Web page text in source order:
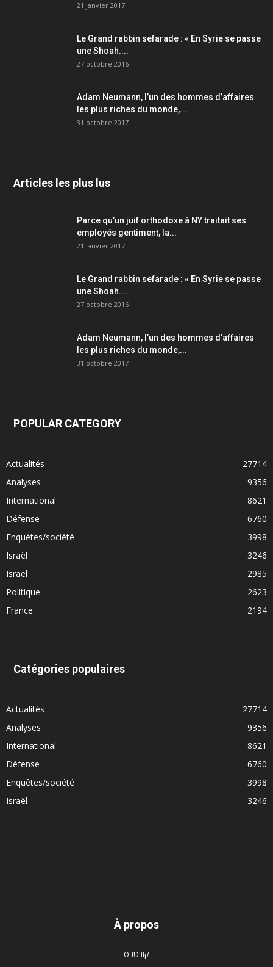
21 janvier 2017
Le Grand rabbin sefarade : « En Syrie se passe
une Shoah....
27 octobre 2016
Adam Neumann, l’un des hommes d’affaires
les plus riches du monde,...
31 octobre 2017
Articles les plus lus
Parce qu’un juif orthodoxe à NY traitait ses
employés gentiment, la...
21 janvier 2017
Le Grand rabbin sefarade : « En Syrie se passe
une Shoah....
27 octobre 2016
Adam Neumann, l’un des hommes d’affaires
les plus riches du monde,...
31 octobre 2017
POPULAR CATEGORY
Actualités
27714
Analyses
9356
International
8621
Défense
6760
Enquêtes/société
3998
Israël
3246
Israël
2985
Politique
2623
France
2194
Catégories populaires
Actualités
27714
Analyses
9356
International
8621
Défense
6760
Enquêtes/société
3998
Israël
3246
À propos
קונטרס